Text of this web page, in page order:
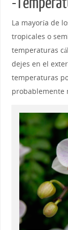
La mayoría de
tropicales o
temperaturas
dejes en el
temperaturas
probablemente